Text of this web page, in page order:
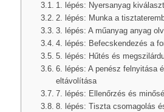
1. lépés: Nyersanyag
2. lépés: Munka a
3. lépés: A műanyag anyag
4. lépés: Befecskendezés a
5. lépés: Hűtés és
6. lépés: A penész felnyitása
eltávolítása
7. lépés: Ellenőrzés és
8. lépés: Tiszta csomagolás